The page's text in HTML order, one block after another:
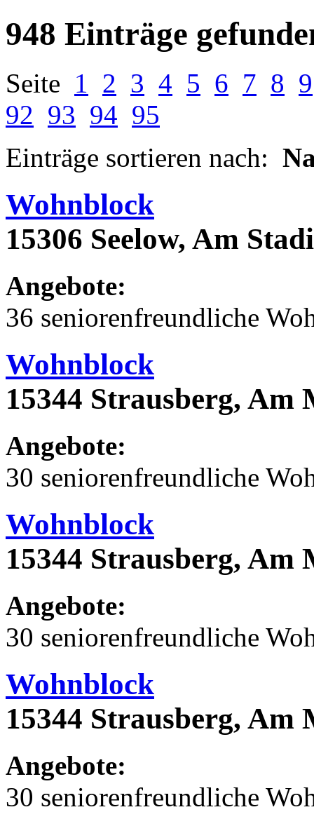
948 Einträge
Seite 1 2 3 4 5 6 7 8 9
92 93 94 95
Einträge sortieren nach:
Wohnblock
15306 Seelow, Am
Angebote:
36 seniorenfreundliche
Wohnblock
15344 Strausberg, Am
Angebote:
30 seniorenfreundliche
Wohnblock
15344 Strausberg, Am
Angebote:
30 seniorenfreundliche
Wohnblock
15344 Strausberg, Am
Angebote:
30 seniorenfreundliche